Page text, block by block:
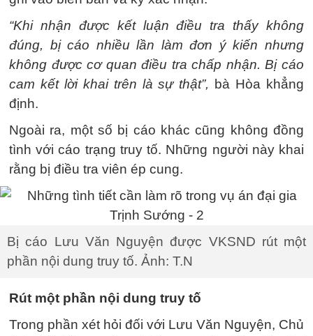
“Khi nhận được kết luận điều tra thấy không
đúng, bị cáo nhiều lần làm đơn ý kiến nhưng
không được cơ quan điều tra chấp nhận. Bị cáo
cam kết lời khai trên là sự thật”,
bà Hòa khẳng
định.
Ngoài ra, một số bị cáo khác cũng không đồng
tình với cáo trạng truy tố. Những người này khai
rằng bị điều tra viên ép cung.
Bị cáo Lưu Văn Nguyện được VKSND rút một
phần nội dung truy tố. Ảnh: T.N
Rút một phần nội dung truy tố
Trong phần xét hỏi đối với Lưu Văn Nguyện, Chủ